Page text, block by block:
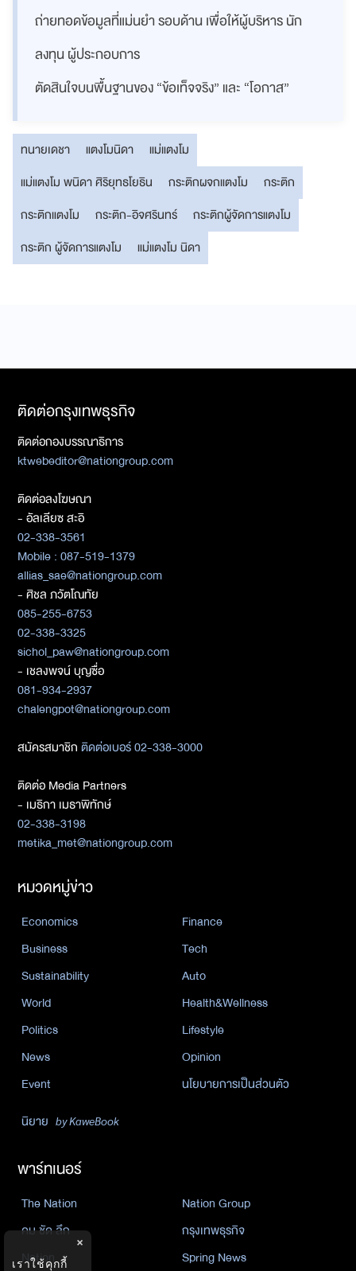
ถ่ายทอดข้อมูลที่แม่นยำ รอบด้าน เพื่อให้ผู้บริหาร นัก
ลงทุน ผู้ประกอบการ
ตัดสินใจบนพื้นฐานของ “ข้อเท็จจริง” และ “โอกาส”
ทนายเดชา แตงโมนิดา
แม่แตงโม
แม่แตงโม พนิดา ศิริยุทธโยธิน
กระติกผจกแตงโม
กระติก
กระติกแตงโม
กระติก-อิจศรินทร์
กระติกผู้จัดการแตงโม
กระติก ผู้จัดการแตงโม
แม่แตงโม นิดา
ติดต่อกรุงเทพธุรกิจ
ติดต่อกองบรรณาธิการ
ktwebeditor@nationgroup.com
ติดต่อลงโฆษณา
- อัลเลียซ สะอิ
02-338-3561
Mobile : 087-519-1379
allias_sae@nationgroup.com
- ศิชล ภวัตโณทัย
085-255-6753
02-338-3325
sichol_paw@nationgroup.com
- เชลงพจน์ บุญซื่อ
081-934-2937
chalengpot@nationgroup.com
สมัครสมาชิกติดต่อเบอร์ 02-338-3000
ติดต่อ Media Partners
- เมธิกา เมธาพิทักษ์
02-338-3198
metika_met@nationgroup.com
หมวดหมู่ข่าว
Economics
Finance
Business
Tech
Sustainability
Auto
World
Health&Wellness
Politics
Lifestyle
News
Opinion
Event
นโยบายการเป็นส่วนตัว
นิยาย by KaweBook
พาร์ทเนอร์
The Nation
Nation Group
คม ชัด ลึก
กรุงเทพธุรกิจ
Nation
Spring News
×
เราใช้คุกกี้